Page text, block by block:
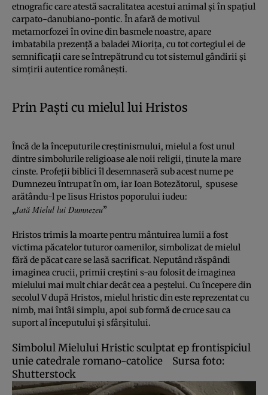
etnografic care atestă sacralitatea acestui animal şi în spaţiul
carpato-danubiano-pontic. În afară de motivul
metamorfozei în ovine din basmele noastre, apare
imbatabila prezenţă a baladei Mioriţa, cu tot cortegiul ei de
semnificaţii care se întrepătrund cu tot sistemul gândirii şi
simţirii autentice româneşti.
Prin Paşti cu mielul lui Hristos
Încă de la începuturile creştinismului, mielul a fost unul
dintre simbolurile religioase ale noii religii, ţinute la mare
cinste. Profeţii biblici îl desemnaseră sub acest nume pe
Dumnezeu întrupat în om, iar Ioan Botezătorul, spusese
arătându-l pe Iisus Hristos poporului iudeu:
„Iată Mielul lui Dumnezeu”
Hristos trimis la moarte pentru mântuirea lumii a fost
victima păcatelor tuturor oamenilor, simbolizat de mielul
fără de păcat care se lasă sacrificat. Neputând răspândi
imaginea crucii, primii creştini s-au folosit de imaginea
mielului mai mult chiar decât cea a peştelui. Cu începere din
secolul V după Hristos, mielul hristic din este reprezentat cu
nimb, mai întâi simplu, apoi sub formă de cruce sau ca
suport al începutului şi sfârşitului.
Simbolul Mielului Hristic sculptat ep frontispiciul
unie catedrale romano-catolice Sursa foto:
Shutterstock